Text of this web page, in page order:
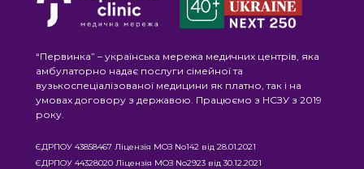
“Первинка” – українська мережа медичних центрів, яка
амбулаторно надає послуги сімейної та
вузькоспеціалізованої медицини як платно, так і на
умовах договору з державою. Працюємо з НСЗУ з 2019
року.
ЄДРПОУ 43858467 Ліцензія МОЗ No142 від 28.01.2021
ЄДРПОУ 44328020 Ліцензія МОЗ No2923 від 30.12.2021